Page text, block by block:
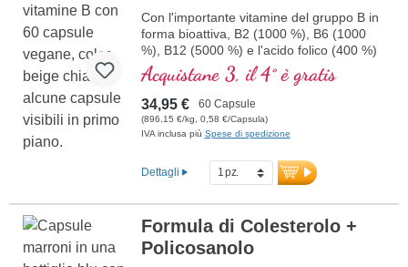
Con l'importante vitamine del gruppo B in
forma bioattiva, B2 (1000 %), B6 (1000
%), B12 (5000 %) e l'acido folico (400 %)
e tutti gli altri vitamine-B. Con
metilcobalamina e adenosil cobalamina.
Acquistane 3, il 4° è gratis
34,95 € 60 Capsule
(896,15 €/kg, 0,58 €/Capsula)
IVA inclusa più Spese di spedizione
Dettagli
Formula di Colesterolo +
Policosanolo